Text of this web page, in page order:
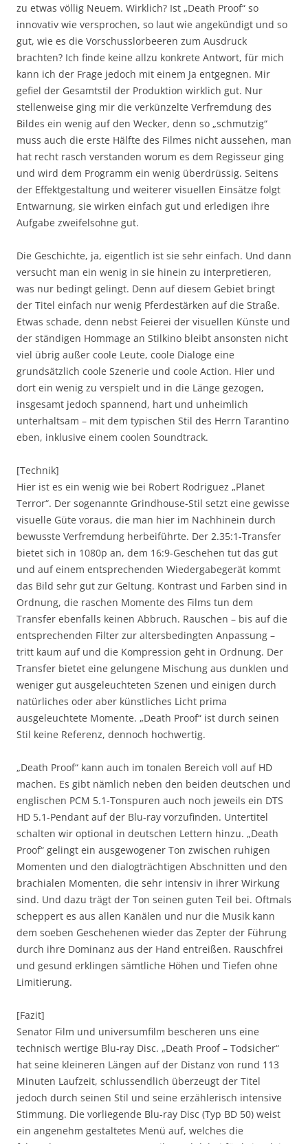
zu etwas völlig Neuem. Wirklich? Ist „Death Proof“ so
innovativ wie versprochen, so laut wie angekündigt und so
gut, wie es die Vorschusslorbeeren zum Ausdruck
brachten? Ich finde keine allzu konkrete Antwort, für mich
kann ich der Frage jedoch mit einem Ja entgegnen. Mir
gefiel der Gesamtstil der Produktion wirklich gut. Nur
stellenweise ging mir die verkünzelte Verfremdung des
Bildes ein wenig auf den Wecker, denn so „schmutzig“
muss auch die erste Hälfte des Filmes nicht aussehen, man
hat recht rasch verstanden worum es dem Regisseur ging
und wird dem Programm ein wenig überdrüssig. Seitens
der Effektgestaltung und weiterer visuellen Einsätze folgt
Entwarnung, sie wirken einfach gut und erledigen ihre
Aufgabe zweifelsohne gut.
Die Geschichte, ja, eigentlich ist sie sehr einfach. Und dann
versucht man ein wenig in sie hinein zu interpretieren,
was nur bedingt gelingt. Denn auf diesem Gebiet bringt
der Titel einfach nur wenig Pferdestärken auf die Straße.
Etwas schade, denn nebst Feierei der visuellen Künste und
der ständigen Hommage an Stilkino bleibt ansonsten nicht
viel übrig außer coole Leute, coole Dialoge eine
grundsätzlich coole Szenerie und coole Action. Hier und
dort ein wenig zu verspielt und in die Länge gezogen,
insgesamt jedoch spannend, hart und unheimlich
unterhaltsam – mit dem typischen Stil des Herrn Tarantino
eben, inklusive einem coolen Soundtrack.
[Technik]
Hier ist es ein wenig wie bei Robert Rodriguez „Planet
Terror“. Der sogenannte Grindhouse-Stil setzt eine gewisse
visuelle Güte voraus, die man hier im Nachhinein durch
bewusste Verfremdung herbeiführte. Der 2.35:1-Transfer
bietet sich in 1080p an, dem 16:9-Geschehen tut das gut
und auf einem entsprechenden Wiedergabegerät kommt
das Bild sehr gut zur Geltung. Kontrast und Farben sind in
Ordnung, die raschen Momente des Films tun dem
Transfer ebenfalls keinen Abbruch. Rauschen – bis auf die
entsprechenden Filter zur altersbedingten Anpassung –
tritt kaum auf und die Kompression geht in Ordnung. Der
Transfer bietet eine gelungene Mischung aus dunklen und
weniger gut ausgeleuchteten Szenen und einigen durch
natürliches oder aber künstliches Licht prima
ausgeleuchtete Momente. „Death Proof“ ist durch seinen
Stil keine Referenz, dennoch hochwertig.
„Death Proof“ kann auch im tonalen Bereich voll auf HD
machen. Es gibt nämlich neben den beiden deutschen und
englischen PCM 5.1-Tonspuren auch noch jeweils ein DTS
HD 5.1-Pendant auf der Blu-ray vorzufinden. Untertitel
schalten wir optional in deutschen Lettern hinzu. „Death
Proof“ gelingt ein ausgewogener Ton zwischen ruhigen
Momenten und den dialogträchtigen Abschnitten und den
brachialen Momenten, die sehr intensiv in ihrer Wirkung
sind. Und dazu trägt der Ton seinen guten Teil bei. Oftmals
scheppert es aus allen Kanälen und nur die Musik kann
dem soeben Geschehenen wieder das Zepter der Führung
durch ihre Dominanz aus der Hand entreißen. Rauschfrei
und gesund erklingen sämtliche Höhen und Tiefen ohne
Limitierung.
[Fazit]
Senator Film und universumfilm bescheren uns eine
technisch wertige Blu-ray Disc. „Death Proof – Todsicher“
hat seine kleineren Längen auf der Distanz von rund 113
Minuten Laufzeit, schlussendlich überzeugt der Titel
jedoch durch seinen Stil und seine erzählerisch intensive
Stimmung. Die vorliegende Blu-ray Disc (Typ BD 50) weist
ein angenehm gestaltetes Menü auf, welches die